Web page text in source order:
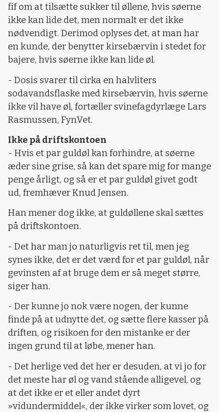
fif om at tilsætte sukker til øllene, hvis søerne
ikke kan lide det, men normalt er det ikke
nødvendigt. Derimod oplyses det, at man har
en kunde, der benytter kirsebærvin i stedet for
bajere, hvis søerne ikke kan lide øl.
- Dosis svarer til cirka en halvliters
sodavandsflaske med kirsebærvin, hvis søerne
ikke vil have øl, fortæller svinefagdyrlæge Lars
Rasmussen, FynVet.
Ikke på driftskontoen
- Hvis et par guldøl kan forhindre, at søerne
æder sine grise, så kan det spare mig for mange
penge årligt, og så er et par guldøl givet godt
ud, fremhæver Knud Jensen.
Han mener dog ikke, at guldøllene skal sættes
på driftskontoen.
- Det har man jo naturligvis ret til, men jeg
synes ikke, det er det værd for et par guldøl, når
gevinsten af at bruge dem er så meget større,
siger han.
- Der kunne jo nok være nogen, der kunne
finde på at udnytte det, og sætte flere kasser på
driften, og risikoen for den mistanke er der
ingen grund til at løbe, mener han.
- Det herlige ved det her er desuden, at vi jo for
det meste har øl og vand stående alligevel, og
at det ikke er et eller andet dyrt
»vidundermiddel«, der ikke virker som lovet, og